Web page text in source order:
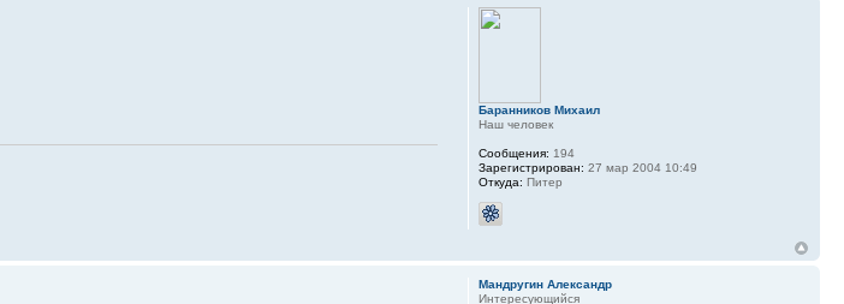
Баранников Михаил
Наш человек
Сообщения: 194
Зарегистрирован: 27 мар 2004 10:49
Откуда: Питер
Мандругин Александр
Интересующийся